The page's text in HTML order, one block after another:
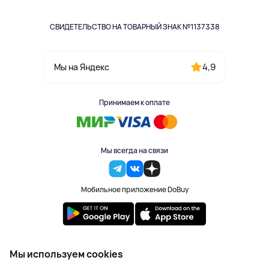
СВИДЕТЕЛЬСТВО НА ТОВАРНЫЙ ЗНАК №1137338
Мы на Яндекс 4,9
Принимаем к оплате
Мы всегда на связи
Мобильное приложение DoBuy
2023-2026 © DoBuy. Все права защищены
Правила обработки персональных данных
Мы используем cookies